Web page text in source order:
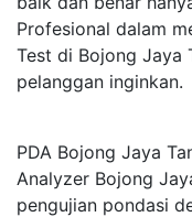
Profesional dalam
Test di Bojong Jaya
pelanggan inginkan.
PDA Bojong Jaya
Analyzer Bojong
pengujian pondasi